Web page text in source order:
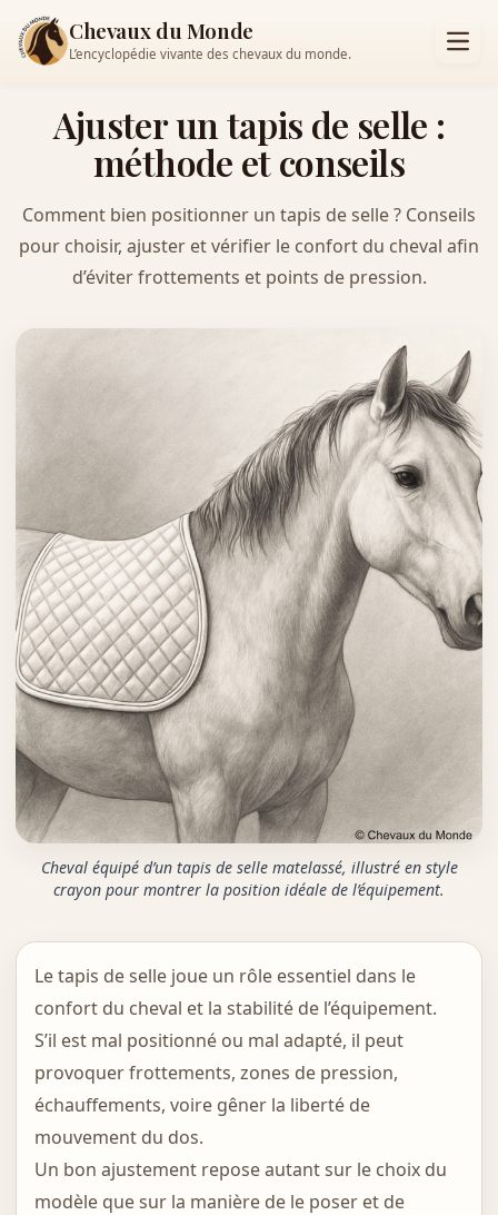
Chevaux du Monde
L’encyclopédie vivante des chevaux du monde.
Ajuster un tapis de selle :
méthode et conseils
Comment bien positionner un tapis de selle ? Conseils
pour choisir, ajuster et vérifier le confort du cheval afin
d’éviter frottements et points de pression.
Cheval équipé d’un tapis de selle matelassé, illustré en style
crayon pour montrer la position idéale de l’équipement.
Le tapis de selle joue un rôle essentiel dans le
confort du cheval et la stabilité de l’équipement.
S’il est mal positionné ou mal adapté, il peut
provoquer frottements, zones de pression,
échauffements, voire gêner la liberté de
mouvement du dos.
Un bon ajustement repose autant sur le choix du
modèle que sur la manière de le poser et de